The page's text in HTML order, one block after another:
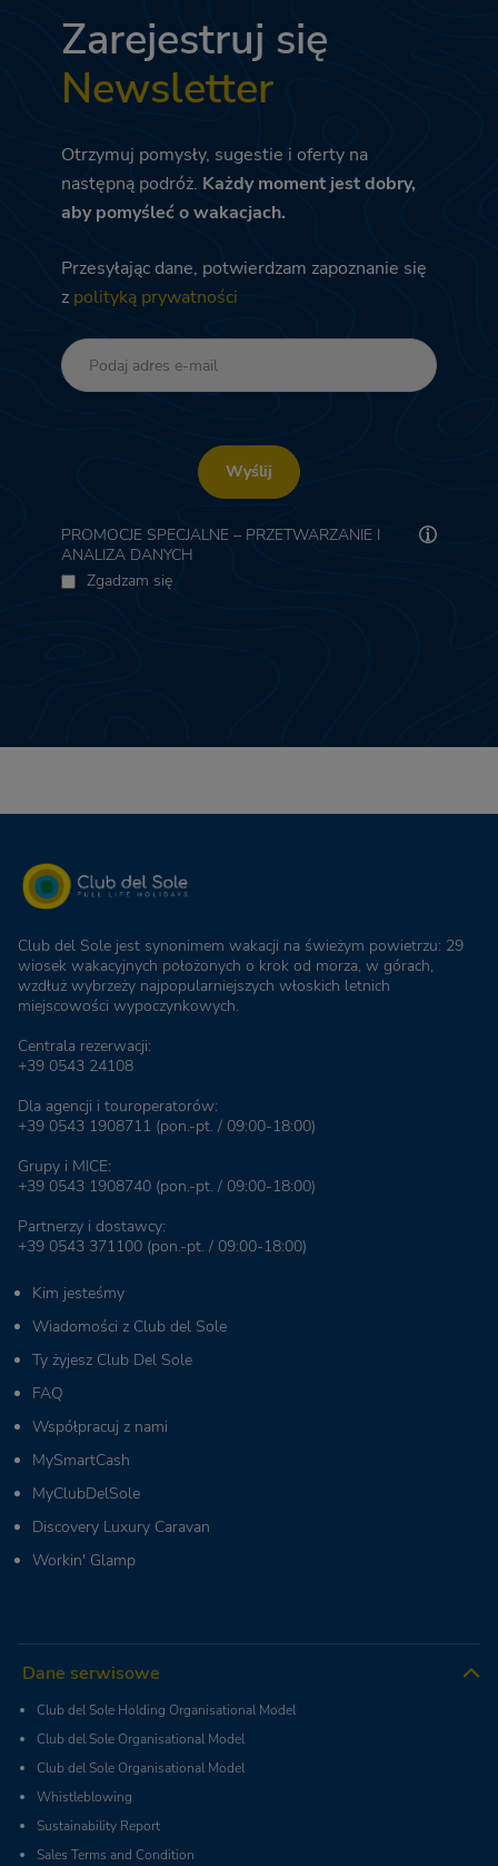
Zarejestruj się
Newsletter
Otrzymuj pomysły, sugestie i oferty na
następną podróż. Każdy moment jest dobry,
aby pomyśleć o wakacjach.
Przesyłając dane, potwierdzam zapoznanie się
z polityką prywatności
Wyślij
PROMOCJE SPECJALNE – PRZETWARZANIE I
ANALIZA DANYCH
Zgadzam się
Club del Sole jest synonimem wakacji na świeżym powietrzu: 29
wiosek wakacyjnych położonych o krok od morza, w górach,
wzdłuż wybrzeży najpopularniejszych włoskich letnich
miejscowości wypoczynkowych.
Centrala rezerwacji:
+39 0543 24108
Dla agencji i touroperatorów:
+39 0543 1908711 (pon.-pt. / 09:00-18:00)
Grupy i MICE:
+39 0543 1908740 (pon.-pt. / 09:00-18:00)
Partnerzy i dostawcy:
+39 0543 371100 (pon.-pt. / 09:00-18:00)
Kim jesteśmy
Wiadomości z Club del Sole
Ty żyjesz Club Del Sole
FAQ
Współpracuj z nami
MySmartCash
MyClubDelSole
Discovery Luxury Caravan
Workin' Glamp
Dane serwisowe
Club del Sole Holding Organisational Model
Club del Sole Organisational Model
Club del Sole Organisational Model
Whistleblowing
Sustainability Report
Sales Terms and Condition